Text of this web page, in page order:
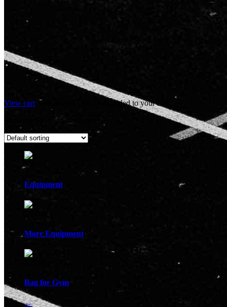
View cart “Equipment” has been added to your cart.
Showing 13–15 of 15 results
$
Equipment
More Equipment
Bag for Gym
←